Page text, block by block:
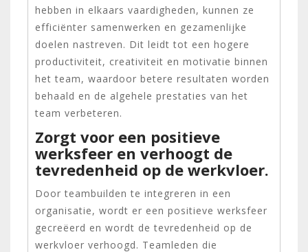
hebben in elkaars vaardigheden, kunnen ze
efficiënter samenwerken en gezamenlijke
doelen nastreven. Dit leidt tot een hogere
productiviteit, creativiteit en motivatie binnen
het team, waardoor betere resultaten worden
behaald en de algehele prestaties van het
team verbeteren.
Zorgt voor een positieve
werksfeer en verhoogt de
tevredenheid op de werkvloer.
Door teambuilden te integreren in een
organisatie, wordt er een positieve werksfeer
gecreëerd en wordt de tevredenheid op de
werkvloer verhoogd. Teamleden die